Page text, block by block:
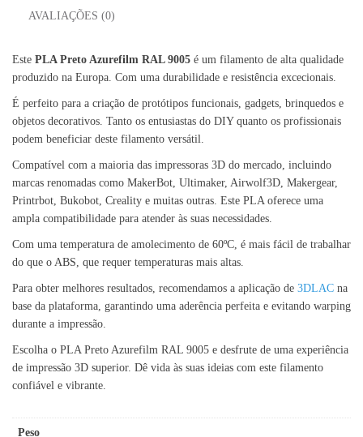
AVALIAÇÕES (0)
Este PLA Preto Azurefilm RAL 9005 é um filamento de alta qualidade
produzido na Europa. Com uma durabilidade e resistência excecionais.
É perfeito para a criação de protótipos funcionais, gadgets, brinquedos e
objetos decorativos. Tanto os entusiastas do DIY quanto os profissionais
podem beneficiar deste filamento versátil.
Compatível com a maioria das impressoras 3D do mercado, incluindo
marcas renomadas como MakerBot, Ultimaker, Airwolf3D, Makergear,
Printrbot, Bukobot, Creality e muitas outras. Este PLA oferece uma
ampla compatibilidade para atender às suas necessidades.
Com uma temperatura de amolecimento de 60ºC, é mais fácil de trabalhar
do que o ABS, que requer temperaturas mais altas.
Para obter melhores resultados, recomendamos a aplicação de 3DLAC na
base da plataforma, garantindo uma aderência perfeita e evitando warping
durante a impressão.
Escolha o PLA Preto Azurefilm RAL 9005 e desfrute de uma experiência
de impressão 3D superior. Dê vida às suas ideias com este filamento
confiável e vibrante.
Peso